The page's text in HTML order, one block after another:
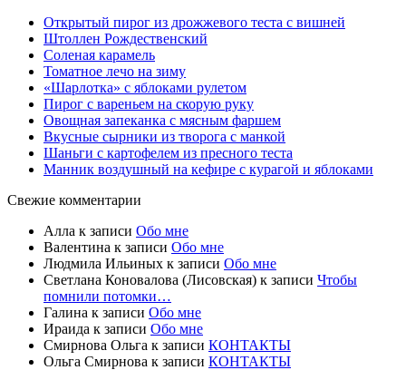
Открытый пирог из дрожжевого теста с вишней
Штоллен Рождественский
Соленая карамель
Томатное лечо на зиму
«Шарлотка» с яблоками рулетом
Пирог с вареньем на скорую руку
Овощная запеканка с мясным фаршем
Вкусные сырники из творога с манкой
Шаньги с картофелем из пресного теста
Манник воздушный на кефире с курагой и яблоками
Свежие комментарии
Алла к записи Обо мне
Валентина к записи Обо мне
Людмила Ильиных к записи Обо мне
Светлана Коновалова (Лисовская) к записи Чтобы
помнили потомки…
Галина к записи Обо мне
Ираида к записи Обо мне
Смирнова Ольга к записи КОНТАКТЫ
Ольга Смирнова к записи КОНТАКТЫ